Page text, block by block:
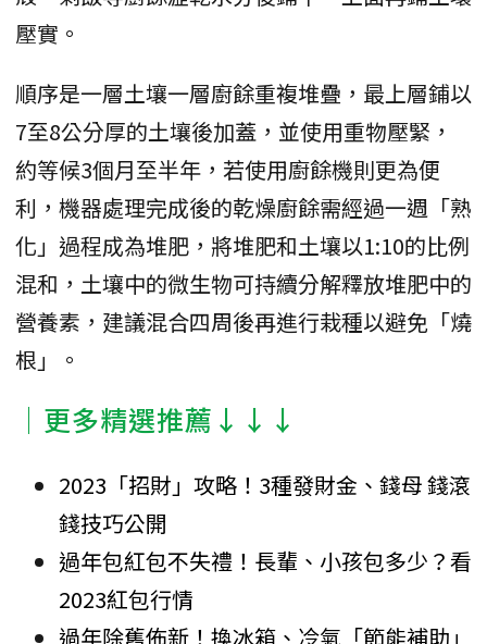
壓實。
順序是一層土壤一層廚餘重複堆疊，最上層鋪以
7至8公分厚的土壤後加蓋，並使用重物壓緊，
約等候3個月至半年，若使用廚餘機則更為便
利，機器處理完成後的乾燥廚餘需經過一週「熟
化」過程成為堆肥，將堆肥和土壤以1:10的比例
混和，土壤中的微生物可持續分解釋放堆肥中的
營養素，建議混合四周後再進行栽種以避免「燒
根」。
│更多精選推薦↓↓↓
2023「招財」攻略！3種發財金、錢母 錢滾
錢技巧公開
過年包紅包不失禮！長輩、小孩包多少？看
2023紅包行情
過年除舊佈新！換冰箱、冷氣「節能補助」